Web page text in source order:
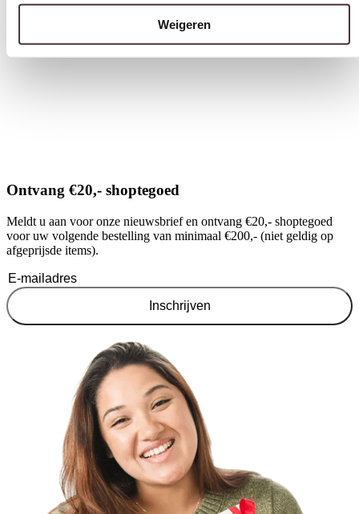
Weigeren
Ontvang €20,- shoptegoed
Meldt u aan voor onze nieuwsbrief en ontvang €20,- shoptegoed
voor uw volgende bestelling van minimaal €200,- (niet geldig op
afgeprijsde items).
Inschrijven